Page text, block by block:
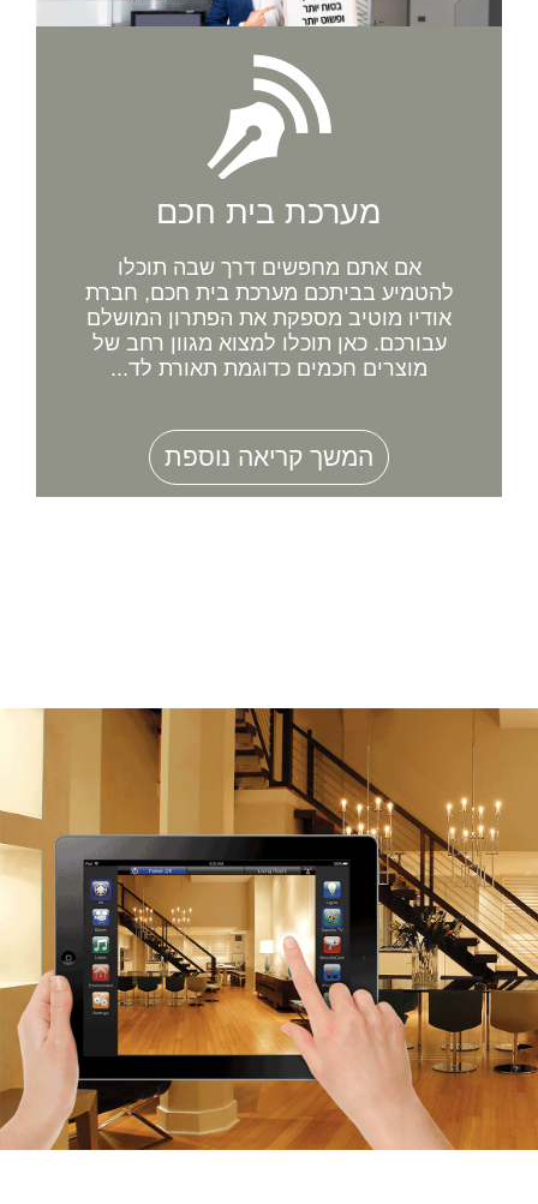
מערכת בית חכם
אם אתם מחפשים דרך שבה תוכלו
להטמיע בביתכם מערכת בית חכם, חברת
אודיו מוטיב מספקת את הפתרון המושלם
עבורכם. כאן תוכלו למצוא מגוון רחב של
מוצרים חכמים כדוגמת תאורת לד...
המשך קריאה נוספת